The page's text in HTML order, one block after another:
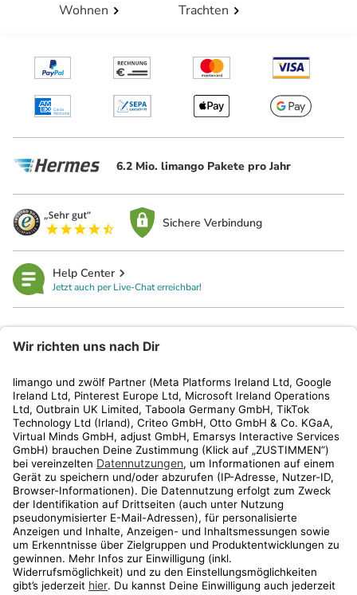
Wohnen
Trachten
6.2 Mio. limango Pakete pro Jahr
Sichere Verbindung
Help Center
Jetzt auch per Live-Chat erreichbar!
Kundenservice
Shop
Aktionen
Travel